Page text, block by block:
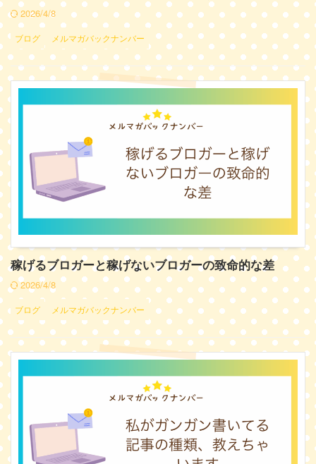
2026/4/8
ブログ メルマガバックナンバー
稼げるブロガーと稼げないブロガーの致命的な差
2026/4/8
ブログ メルマガバックナンバー